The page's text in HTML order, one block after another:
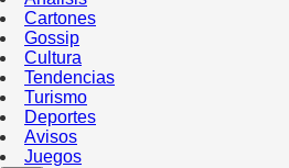
Cartones
Gossip
Cultura
Tendencias
Turismo
Deportes
Avisos
Juegos